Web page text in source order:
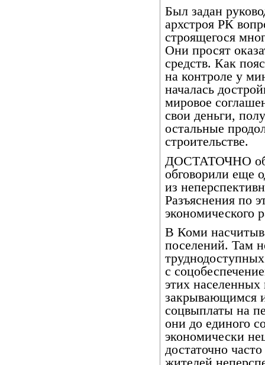
Был задан
архстроя РК
строящегося
Они просят
средств. Как
на контроле у
началась
мировое
свои деньги,
остальные
строительстве.
ДОСТАТОЧНО
обговорили еще
из
Разъяснения по
экономического
В Коми
поселений. Там
с
этих
закрывающимся
соцвыплаты на
они до единого
экономически
достаточно